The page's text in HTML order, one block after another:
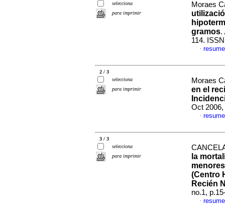
selecciona
para imprimir
Moraes
gramos.
114.
·
2 / 3
selecciona
para imprimir
Moraes
en el
Oct 2006,
·
3 / 3
selecciona
para imprimir
la
(Centro
Recién
no.1,
·